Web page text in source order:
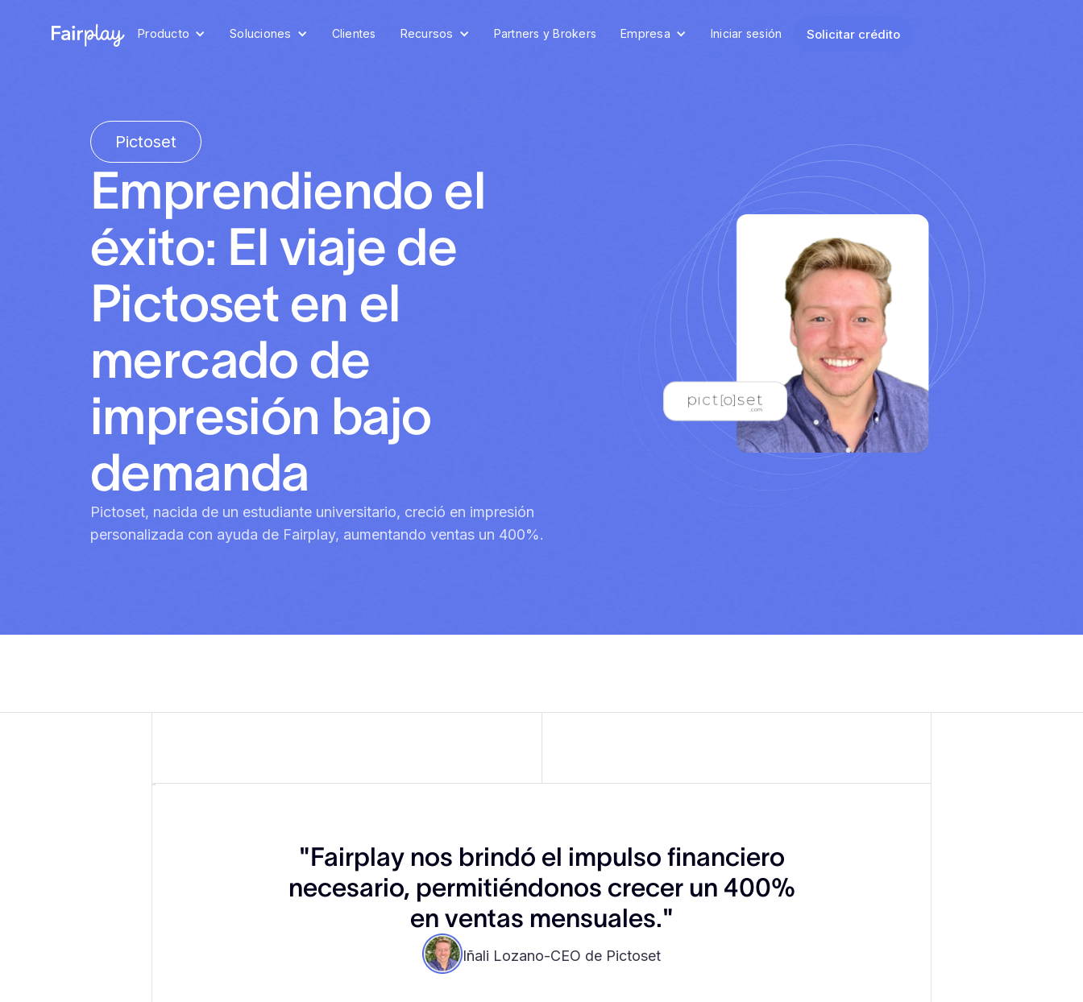
Producto Soluciones Clientes Recursos Partners y Brokers Empresa Iniciar sesión Solicitar crédito
Pictoset
Emprendiendo el
éxito: El viaje de
Pictoset en el
mercado de
impresión bajo
demanda
Pictoset, nacida de un estudiante universitario, creció en impresión
personalizada con ayuda de Fairplay, aumentando ventas un 400%.
"Fairplay nos brindó el impulso financiero
necesario, permitiéndonos crecer un 400%
en ventas mensuales."
Iñali Lozano-CEO de Pictoset